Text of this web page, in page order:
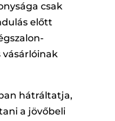
csak
előtt
hátráltatja,
a jövőbeli